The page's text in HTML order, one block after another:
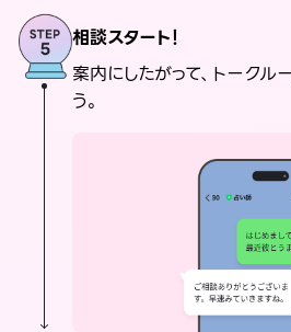
相談スタート！
案内にしたがって、トークル
う。